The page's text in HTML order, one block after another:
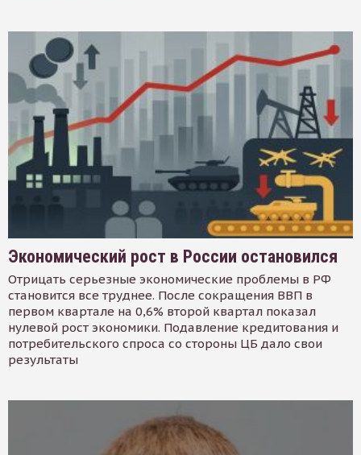
Экономический рост в России остановился
Отрицать серьезные экономические проблемы в РФ
становится все труднее. После сокращения ВВП в
первом квартале на 0,6% второй квартал показал
нулевой рост экономики. Подавление кредитования и
потребительского спроса со стороны ЦБ дало свои
результаты